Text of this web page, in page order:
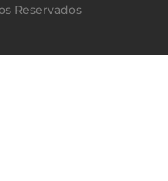
Reservados